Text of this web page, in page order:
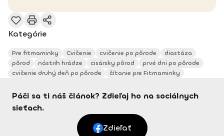
Kategórie
Pre fitmaminky Cvičenie cvičenie po pôrode
diastáza
pôrod
nástrih hrádze cisársky pôrod
prvé dni po pôrode
cvičenie druhý deň po pôrode
čítanie pre Fitmaminky
Páči sa ti náš článok? Zdieľaj ho na sociálnych
sieťach.
Zdieľať